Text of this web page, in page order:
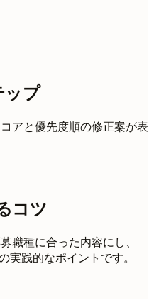
ップ
アと優先度順の修正案が表
コツ
職種に合った内容にし、
実践的なポイントです。